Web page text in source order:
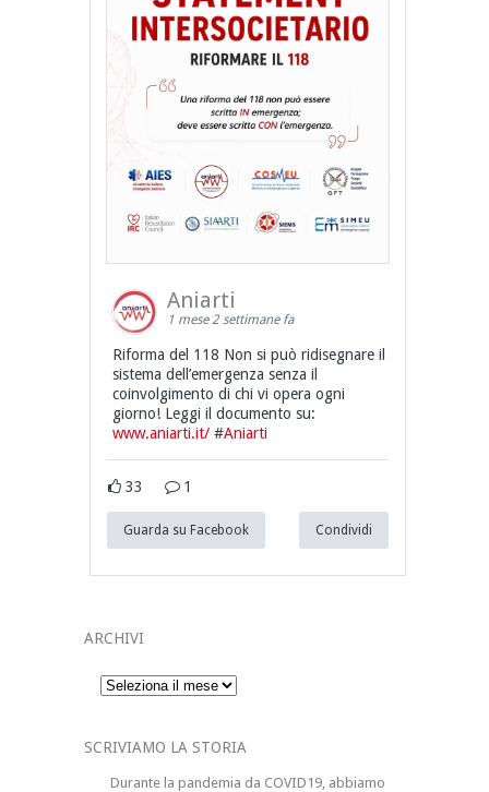
Aniarti
1 mese 2 settimane fa
Riforma del 118 Non si può ridisegnare il
sistema dell’emergenza senza il
coinvolgimento di chi vi opera ogni
giorno! Leggi il documento su:
www.aniarti.it/#Aniarti
33 1
Guarda su Facebook Condividi
ARCHIVI
Archivi
SCRIVIAMO LA STORIA
Durante la pandemia da COVID19, abbiamo